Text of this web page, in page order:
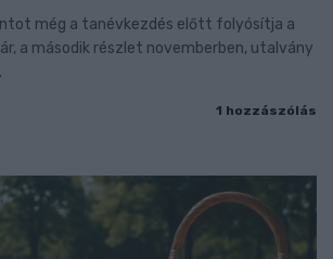
még a tanévkezdés előtt folyósítja a
a második részlet novemberben, utalvány
1 hozzászólás